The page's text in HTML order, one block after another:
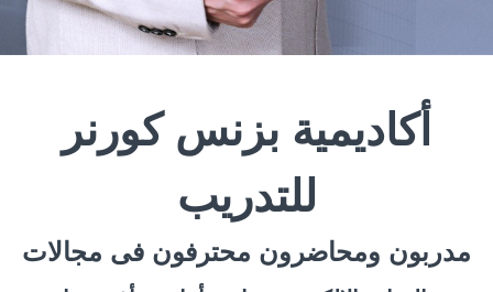
أكاديمية بزنس كورنر
للتدريب
مدربون ومحاضرون محترفون فى مجالات